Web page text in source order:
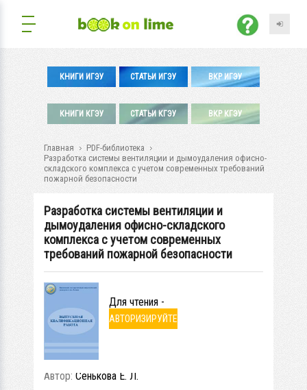
КНИГИ ИГЭУ СТАТЬИ ИГЭУ ВКР ИГЭУ
КНИГИ КГЭУ СТАТЬИ КГЭУ ВКР КГЭУ
Главная
PDF-библиотека
Разработка системы вентиляции и дымоудаления офисно-
складского комплекса с учетом современных требований
пожарной безопасности
Разработка системы вентиляции и
дымоудаления офисно-складского
комплекса с учетом современных
требований пожарной безопасности
Для чтения -
АВТОРИЗИРУЙТЕ
Автор: Сенькова Е. Л.